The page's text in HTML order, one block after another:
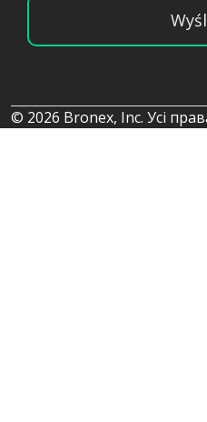
© 2026 Bronex, Inc. Усі